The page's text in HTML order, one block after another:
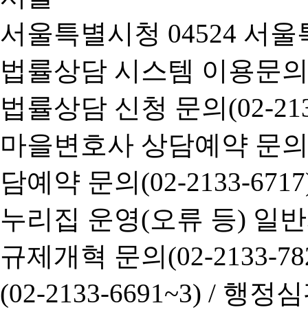
서울특별시청 04524 서
법률상담 시스템 이용문
법률상담 신청 문의(02-
마을변호사 상담예약 문
담예약 문의(02-2133-
누리집 운영(오류 등) 일
규제개혁 문의(02-2133-
(02-2133-6691~3) / 행정심